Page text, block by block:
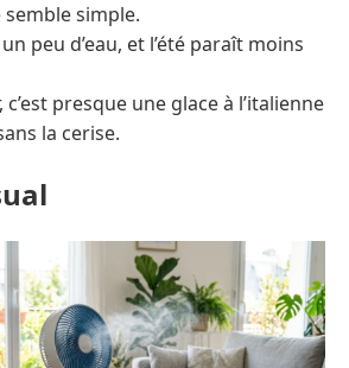
simple.
un peu d’eau, et l’été paraît moins
c’est presque une glace à l’italienne
la cerise.